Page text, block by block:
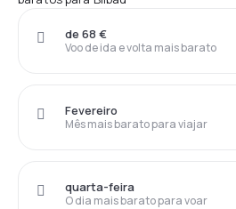
Voo de ida e volta mais barato
de 68 €
Mês mais barato para viajar
Fevereiro
O dia mais barato para voar
quarta-feira